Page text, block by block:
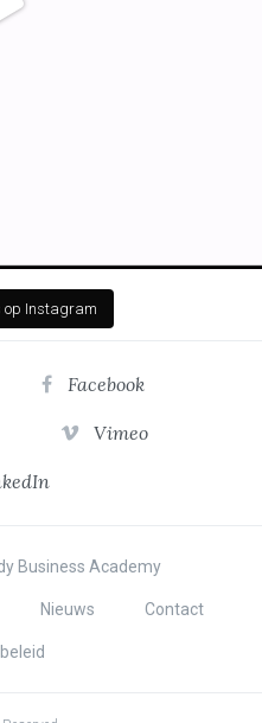
op Instagram
Facebook
Vimeo
Business Academy
Nieuws Contact